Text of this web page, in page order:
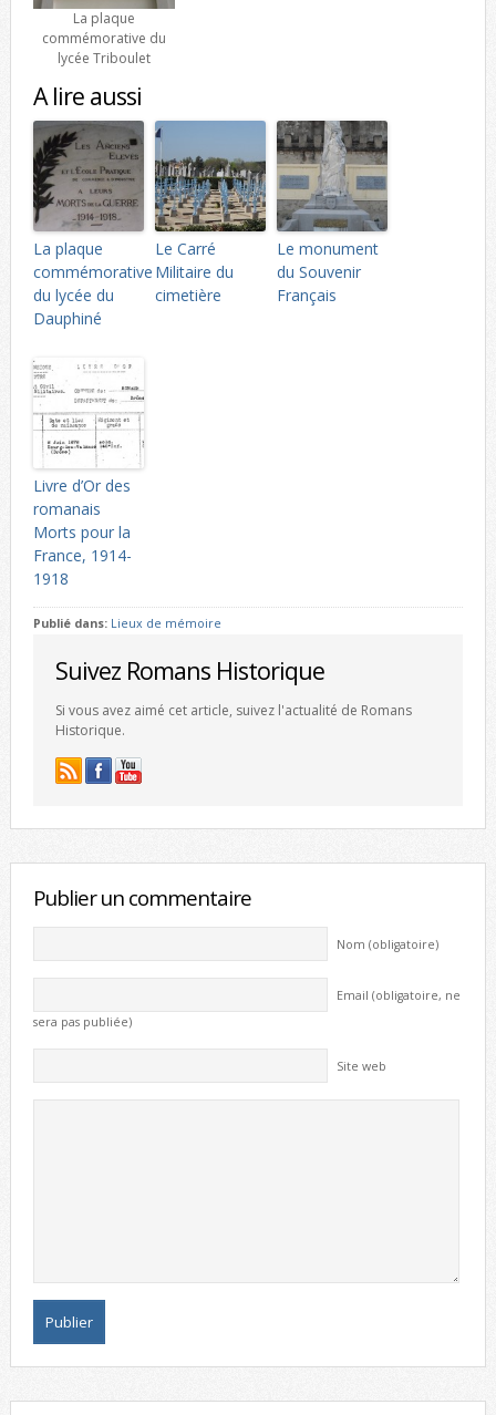
La plaque
commémorative du
lycée Triboulet
A lire aussi
La plaque
commémorative
du lycée du
Dauphiné
Le Carré
Militaire du
cimetière
Le monument
du Souvenir
Français
Livre d’Or des
romanais
Morts pour la
France, 1914-
1918
Publié dans: Lieux de mémoire
Suivez Romans Historique
Si vous avez aimé cet article, suivez l'actualité de Romans
Historique.
Publier un commentaire
Nom (obligatoire)
Email (obligatoire, ne
sera pas publiée)
Site web